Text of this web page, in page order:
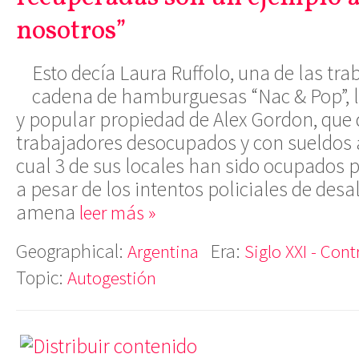
nosotros”
Esto decía Laura Ruffolo, una de las
cadena de hamburguesas “Nac &
y popular propiedad de Alex Gordon, que
trabajadores desocupados y con
cual 3 de sus locales han sido ocupados
a pesar de los intentos policiales de
amena leer más »
Geographical: Argentina Era: Siglo XXI -
Topic: Autogestión